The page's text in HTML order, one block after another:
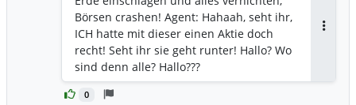
0
Börsen crashen! Agent: Hahaah, seht ihr,
ICH hatte mit dieser einen Aktie doch
recht! Seht ihr sie geht runter! Hallo? Wo
sind denn alle? Hallo???